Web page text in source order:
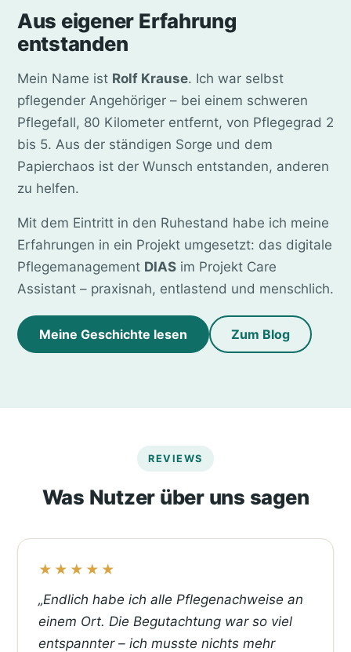
Aus eigener Erfahrung
entstanden
Mein Name ist Rolf Krause. Ich war selbst
pflegender Angehöriger – bei einem schweren
Pflegefall, 80 Kilometer entfernt, von Pflegegrad 2
bis 5. Aus der ständigen Sorge und dem
Papierchaos ist der Wunsch entstanden, anderen
zu helfen.
Mit dem Eintritt in den Ruhestand habe ich meine
Erfahrungen in ein Projekt umgesetzt: das digitale
Pflegemanagement DIAS im Projekt Care
Assistant – praxisnah, entlastend und menschlich.
Meine Geschichte lesen Zum Blog
REVIEWS
Was Nutzer über uns sagen
★★★★★
„Endlich habe ich alle Pflegenachweise an
einem Ort. Die Begutachtung war so viel
entspannter – ich musste nichts mehr